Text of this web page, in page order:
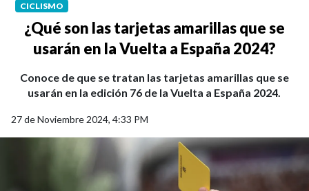
CICLISMO
¿Qué son las tarjetas amarillas que se
usarán en la Vuelta a España 2024?
Conoce de que se tratan las tarjetas amarillas que se
usarán en la edición 76 de la Vuelta a España 2024.
27 de Noviembre 2024, 4:33 PM